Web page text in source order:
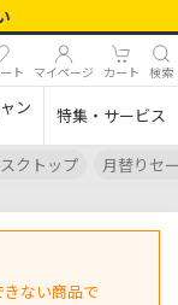
ト マイページ カート 検索
ン 特集・サービス
クトップ 月替りセ
ない商品で